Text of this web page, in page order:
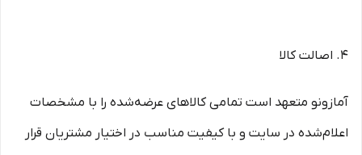
۴. اصالت کالا
آمازونو متعهد است تمامی کالاهای عرضه‌شده را با مشخصات
اعلام‌شده در سایت و با کیفیت مناسب در اختیار مشتریان قرار